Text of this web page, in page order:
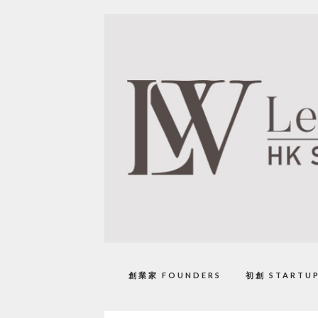
創業家 FOUNDERS 初創